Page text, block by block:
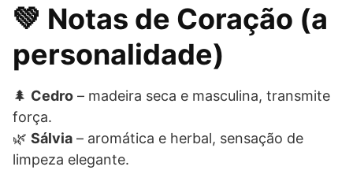
💚 Notas de Coração (a
personalidade)
🌲 Cedro – madeira seca e masculina, transmite
força.
🌿 Sálvia – aromática e herbal, sensação de
limpeza elegante.